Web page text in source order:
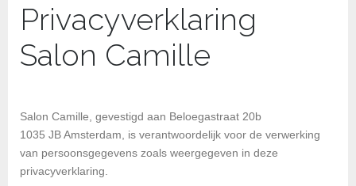
Privacyverklaring
Salon Camille
Salon Camille, gevestigd aan Beloegastraat 20b
1035 JB Amsterdam, is verantwoordelijk voor de verwerking
van persoonsgegevens zoals weergegeven in deze
privacyverklaring.